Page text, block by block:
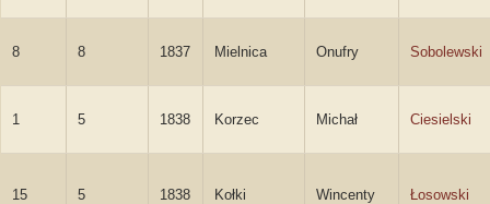
8 8 1837 Mielnica Onufry Sobolewski
1 5 1838 Korzec Michał Ciesielski
15 5 1838 Kołki Wincenty Łosowski